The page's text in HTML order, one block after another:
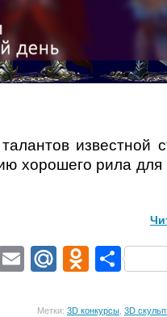
известной
хорошего рила
Telegram
EmailMail.Ru
Метки: 3D конкурсы 3D